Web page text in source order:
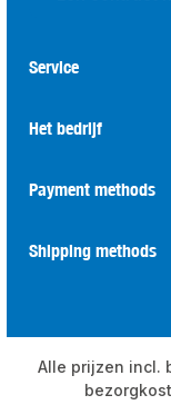
Service
Het bedrijf
Payment methods
Shipping methods
Alle prijzen incl.